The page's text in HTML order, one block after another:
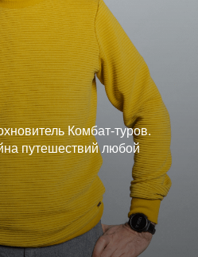
Комбат-туров.
путешествий любой